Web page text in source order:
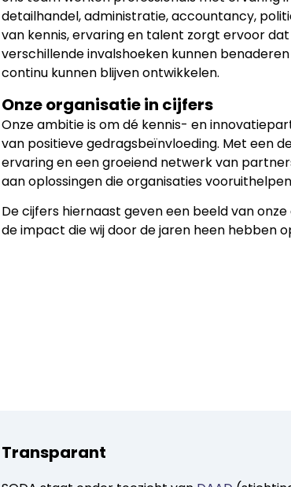
detailhandel, administratie, accountancy,
van kennis, ervaring en talent zorgt ervoor
verschillende invalshoeken kunnen
continu kunnen blijven ontwikkelen.
Onze organisatie in cijfers
Onze ambitie is om dé kennis- en
van positieve gedragsbeïnvloeding. Met een
ervaring en een groeiend netwerk van
aan oplossingen die organisaties
De cijfers hiernaast geven een beeld van
de impact die wij door de jaren heen hebben
Transparant